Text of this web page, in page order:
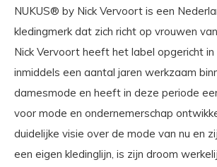
NUKUS® by Nick Vervoort is een
kledingmerk dat zich richt op vrouwen
Nick Vervoort heeft het label opgericht in
inmiddels een aantal jaren werkzaam
damesmode en heeft in deze periode
voor mode en ondernemerschap
duidelijke visie over de mode van nu en
een eigen kledinglijn, is zijn droom